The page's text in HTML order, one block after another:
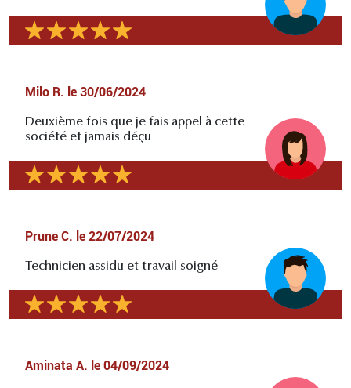
Milo R. le 30/06/2024
Deuxième fois que je fais appel à cette
société et jamais déçu
Prune C. le 22/07/2024
Technicien assidu et travail soigné
Aminata A. le 04/09/2024